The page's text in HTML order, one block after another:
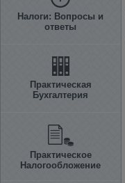
Налоги: Вопросы и
ответы
Практическая
Бухгалтерия
Практическое
Налогообложение